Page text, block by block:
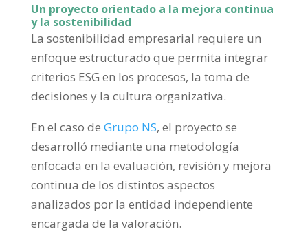
Un proyecto orientado a la mejora continua
y la sostenibilidad
La sostenibilidad empresarial requiere un
enfoque estructurado que permita integrar
criterios ESG en los procesos, la toma de
decisiones y la cultura organizativa.
En el caso de Grupo NS, el proyecto se
desarrolló mediante una metodología
enfocada en la evaluación, revisión y mejora
continua de los distintos aspectos
analizados por la entidad independiente
encargada de la valoración.